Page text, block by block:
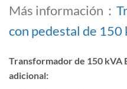
Más información：
con pedestal de 150
Transformador de 150
adicional: